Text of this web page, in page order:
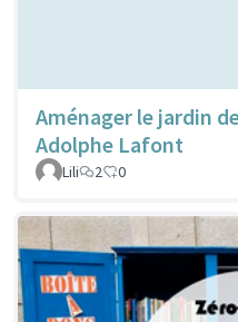
Aménager le jardin
Adolphe Lafont
Lili
2 0